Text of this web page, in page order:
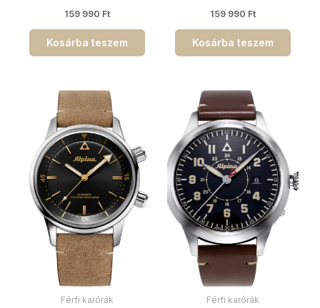
159 990 Ft
Kosárba teszem
159 990 Ft
Kosárba teszem
Férfi karórák Férfi karórák